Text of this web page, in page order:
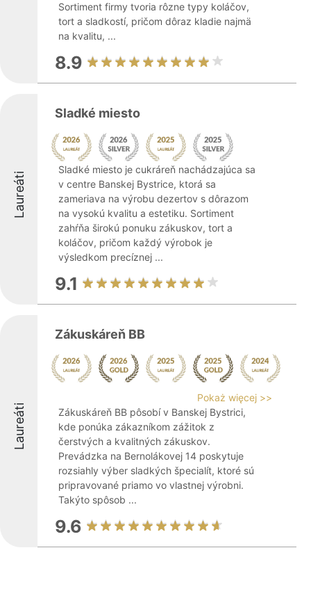
Sortiment firmy tvoria rôzne typy koláčov,
tort a sladkostí, pričom dôraz kladie najmä
na kvalitu, ...
8.9
Laureáti
Sladké miesto
Sladké miesto je cukráreň nachádzajúca sa
v centre Banskej Bystrice, ktorá sa
zameriava na výrobu dezertov s dôrazom
na vysokú kvalitu a estetiku. Sortiment
zahŕňa širokú ponuku zákuskov, tort a
koláčov, pričom každý výrobok je
výsledkom precíznej ...
9.1
Laureáti
Zákuskáreň BB
Pokaż więcej >>
Zákuskáreň BB pôsobí v Banskej Bystrici,
kde ponúka zákazníkom zážitok z
čerstvých a kvalitných zákuskov.
Prevádzka na Bernolákovej 14 poskytuje
rozsiahly výber sladkých špecialít, ktoré sú
pripravované priamo vo vlastnej výrobni.
Takýto spôsob ...
9.6